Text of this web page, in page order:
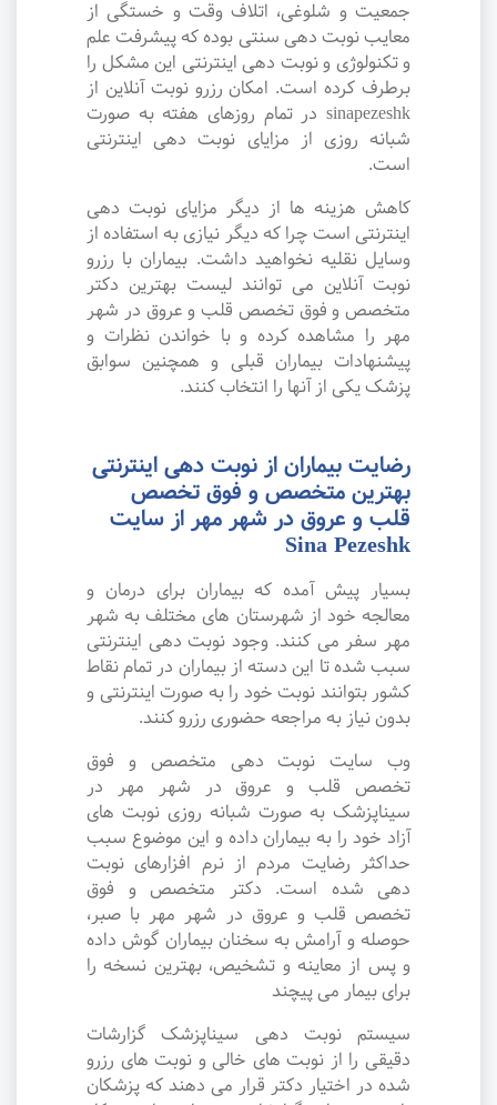
جمعیت و شلوغی، اتلاف وقت و خستگی از
معایب نوبت دهی سنتی بوده که پیشرفت علم
و تکنولوژی و نوبت دهی اینترنتی این مشکل را
برطرف کرده است. امکان رزرو نوبت آنلاین از
sinapezeshk در تمام روزهای هفته به صورت
شبانه روزی از مزایای نوبت دهی اینترنتی
است.
کاهش هزینه ها از دیگر مزایای نوبت دهی
اینترنتی است چرا که دیگر نیازی به استفاده از
وسایل نقلیه نخواهید داشت. بیماران با رزرو
نوبت آنلاین می توانند لیست بهترین دکتر
متخصص و فوق تخصص قلب و عروق در شهر
مهر را مشاهده کرده و با خواندن نظرات و
پیشنهادات بیماران قبلی و همچنین سوابق
پزشک یکی از آنها را انتخاب کنند.
رضایت بیماران از نوبت دهی اینترنتی
بهترین متخصص و فوق تخصص
قلب و عروق در شهر مهر از سایت
Sina Pezeshk
بسیار پیش آمده که بیماران برای درمان و
معالجه خود از شهرستان های مختلف به شهر
مهر سفر می کنند. وجود نوبت دهی اینترنتی
سبب شده تا این دسته از بیماران در تمام نقاط
کشور بتوانند نوبت خود را به صورت اینترنتی و
بدون نیاز به مراجعه حضوری رزرو کنند.
وب سایت نوبت دهی متخصص و فوق
تخصص قلب و عروق در شهر مهر در
سیناپزشک به صورت شبانه روزی نوبت های
آزاد خود را به بیماران داده و این موضوع سبب
حداکثر رضایت مردم از نرم افزارهای نوبت
دهی شده است. دکتر متخصص و فوق
تخصص قلب و عروق در شهر مهر با صبر،
حوصله و آرامش به سخنان بیماران گوش داده
و پس از معاینه و تشخیص، بهترین نسخه را
برای بیمار می پیچند
سیستم نوبت دهی سیناپزشک گزارشات
دقیقی را از نوبت های خالی و نوبت های رزرو
شده در اختیار دکتر قرار می دهند که پزشکان